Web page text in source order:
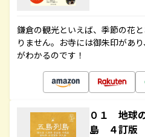
鎌倉の観光といえば、季節の花
りません。お寺には御朱印があ
がわかるのです！
０１ 地球
島 ４訂版